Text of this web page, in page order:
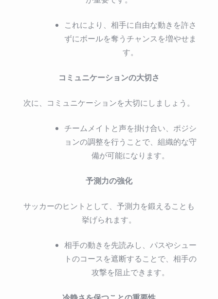
これにより、相手に自由な動きを許さ
ずにボールを奪うチャンスを増やせま
す。
コミュニケーションの大切さ
次に、コミュニケーションを大切にしましょう。
チームメイトと声を掛け合い、ポジシ
ョンの調整を行うことで、組織的な守
備が可能になります。
予測力の強化
サッカーのヒントとして、予測力を鍛えることも
挙げられます。
相手の動きを先読みし、パスやシュー
トのコースを遮断することで、相手の
攻撃を阻止できます。